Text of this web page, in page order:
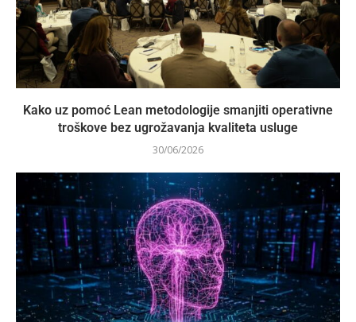
Kako uz pomoć Lean metodologije smanjiti operativne
troškove bez ugrožavanja kvaliteta usluge
30/06/2026